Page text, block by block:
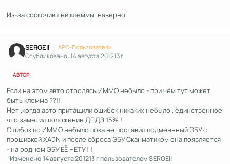
Из-за соскочившей клеммы, наверно.
SERGEII APC-Пользователи
Опубликовано:14 августа 201213 г
АВТОР
Если на этом авто отродясь ИММО небыло - при чём тут может
быть клемма ??!!
Нет ,когда авто притащили ошибок никаких небыло , единственное
что заметил положение ДПДЗ 15% !
Ошибок по ИММО небыло пока не поставил подменнный ЭБУ с
прошивкой XADN и после сброса ЭБУ Сканматиком она появляется
- на родном ЭБУ ЕЁ НЕТУ ! !
Изменено14 августа 201213 гпользователем SERGEII